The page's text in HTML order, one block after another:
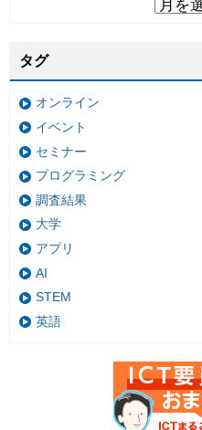
タグ
オンライン
イベント
セミナー
プログラミング
調査結果
大学
アプリ
AI
STEM
英語